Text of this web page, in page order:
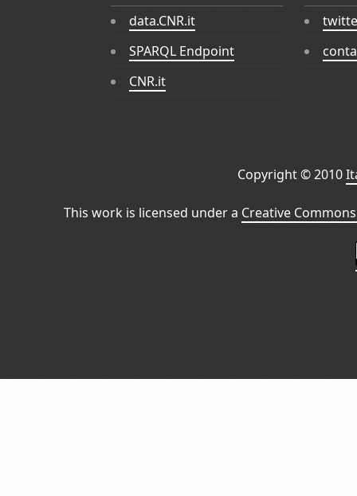
data.CNR.it
SPARQL Endpoint
CNR.it
Copyright © 2010
This work is licensed under a Creative